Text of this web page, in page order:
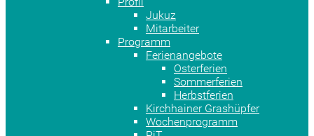
Jukuz
Mitarbeiter
Programm
Ferienangebote
Osterferien
Sommerferien
Herbstferien
Kirchhainer Grashüpfer
Wochenprogramm